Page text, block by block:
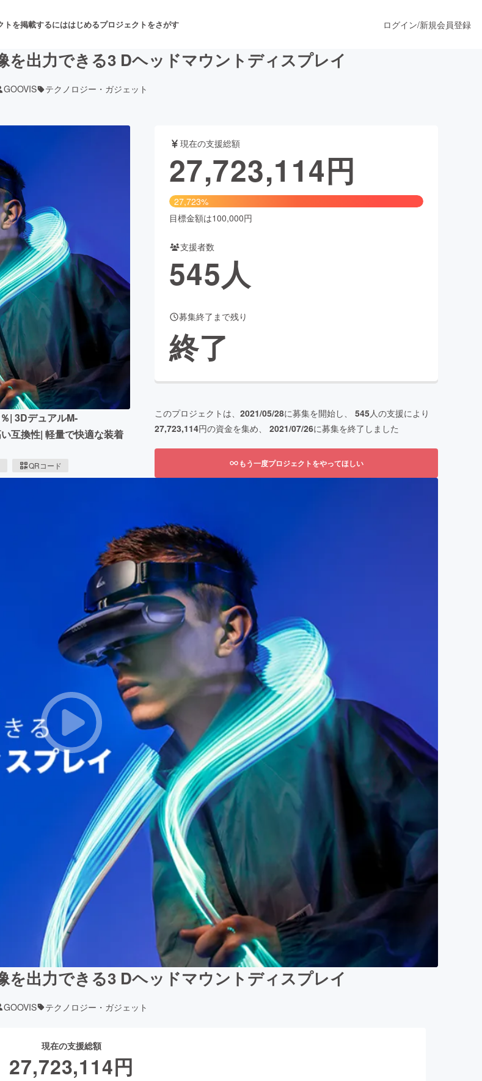
トを掲載するにははじめるプロジェクトをさがす
舞台・パフォーマンス
ス開発 フード・飲食店 ファッション
ビューティー・ヘルスケア
for Social Good
CAMPFIRE Creation
ふるさと納税
machi-ya コミュニティ
ログイン/新規会員登録
を出力できる3 Dヘッドマウントディスプレイ
GOOVIS テクノロジー・ガジェット
| 3DデュアルM-
互換性| 軽量で快適な装着
QRコード
現在の支援総額
27,723,114円
27,723%
目標金額は100,000円
支援者数
545人
募集終了まで残り
終了
このプロジェクトは、 2021/05/28に募集を開始し、 545人の支援により
27,723,114円の資金を集め、 2021/07/26に募集を終了しました
もう一度プロジェクトをやってほしい
を出力できる3 Dヘッドマウントディスプレイ
GOOVIS テクノロジー・ガジェット
現在の支援総額
27,723,114円